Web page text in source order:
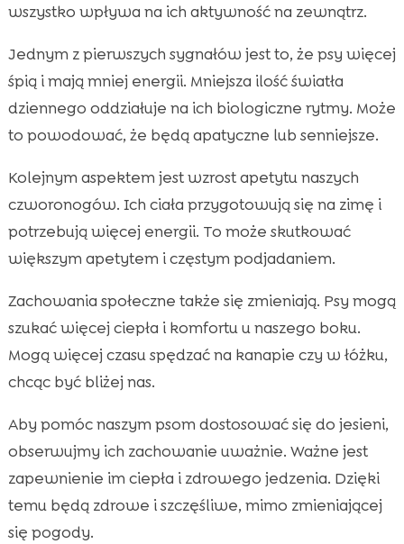
wszystko wpływa na ich aktywność na zewnątrz.
Jednym z pierwszych sygnałów jest to, że psy więcej
śpią i mają mniej energii. Mniejsza ilość światła
dziennego oddziałuje na ich biologiczne rytmy. Może
to powodować, że będą apatyczne lub senniejsze.
Kolejnym aspektem jest wzrost apetytu naszych
czworonogów. Ich ciała przygotowują się na zimę i
potrzebują więcej energii. To może skutkować
większym apetytem i częstym podjadaniem.
Zachowania społeczne także się zmieniają. Psy mogą
szukać więcej ciepła i komfortu u naszego boku.
Mogą więcej czasu spędzać na kanapie czy w łóżku,
chcąc być bliżej nas.
Aby pomóc naszym psom dostosować się do jesieni,
obserwujmy ich zachowanie uważnie. Ważne jest
zapewnienie im ciepła i zdrowego jedzenia. Dzięki
temu będą zdrowe i szczęśliwe, mimo zmieniającej
się pogody.